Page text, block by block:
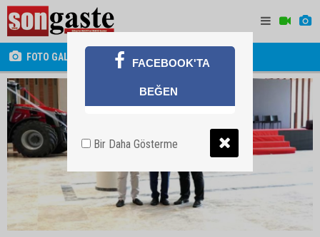
FOTO GALERİ FACEBOOK'TA
BEĞEN
Bir Daha Gösterme